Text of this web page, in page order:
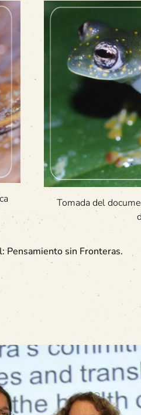
Tomada del
Pensamiento sin Fronteras.